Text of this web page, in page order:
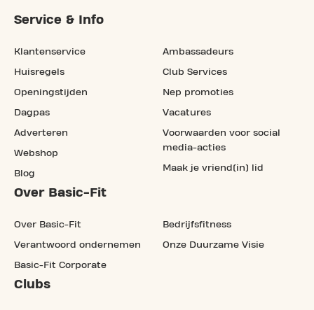
Service & Info
Klantenservice
Huisregels
Openingstijden
Dagpas
Adverteren
Webshop
Blog
Ambassadeurs
Club Services
Nep promoties
Vacatures
Voorwaarden voor social
media-acties
Maak je vriend(in) lid
Over Basic-Fit
Over Basic-Fit
Verantwoord ondernemen
Basic-Fit Corporate
Bedrijfsfitness
Onze Duurzame Visie
Clubs